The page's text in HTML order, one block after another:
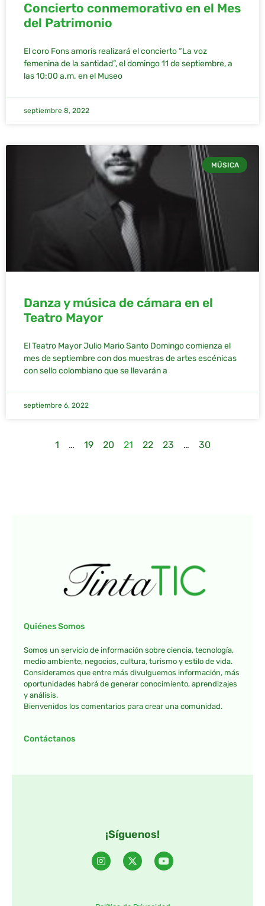
Concierto conmemorativo en el Mes
del Patrimonio
El coro Fons amoris realizará el concierto “La voz
femenina de la santidad”, el domingo 11 de septiembre, a
las 10:00 a.m. en el Museo
septiembre 8, 2022
MÚSICA
Danza y música de cámara en el
Teatro Mayor
El Teatro Mayor Julio Mario Santo Domingo comienza el
mes de septiembre con dos muestras de artes escénicas
con sello colombiano que se llevarán a
septiembre 6, 2022
1 … 19 20 21 22 23 … 30
Quiénes Somos
Somos un servicio de información sobre ciencia, tecnología,
medio ambiente, negocios, cultura, turismo y estilo de vida.
Consideramos que entre más divulguemos información, más
oportunidades habrá de generar conocimiento, aprendizajes
y análisis.
Bienvenidos los comentarios para crear una comunidad.
Contáctanos
¡Síguenos!